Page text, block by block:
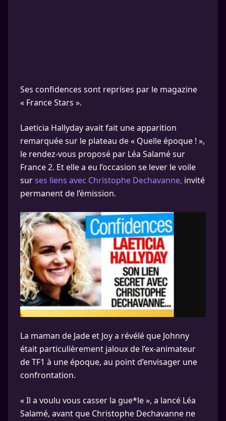
Ses confidences sont reprises par le magazine
« France Stars ».
Laeticia Hallyday avait fait une apparition
remarquée sur le plateau de « Quelle époque ! »,
le rendez-vous proposé par Léa Salamé sur
France 2. Et elle a eu l’occasion se lever le voile
surses liens avec Christophe Dechavanne, invité
permanent de l’émission.
La maman de Jade et Joy a révélé que Johnny
était particulièrement jaloux de l’ex-animateur
de TF1 à une époque, au point d’envisager une
confrontation.
« Il a voulu vous casser la gue*le », a lancé Léa
Salamé, avant que Christophe Dechavanne ne